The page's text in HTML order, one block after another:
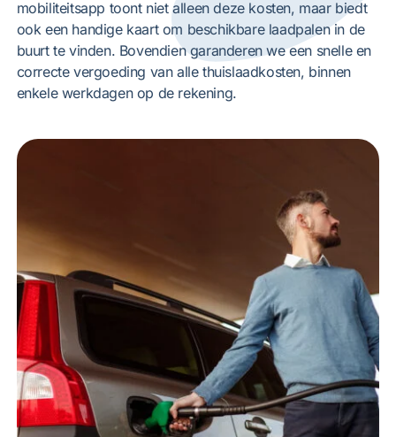
mobiliteitsapp toont niet alleen deze kosten, maar biedt
ook een handige kaart om beschikbare laadpalen in de
buurt te vinden. Bovendien garanderen we een snelle en
correcte vergoeding van alle thuislaadkosten, binnen
enkele werkdagen op de rekening.